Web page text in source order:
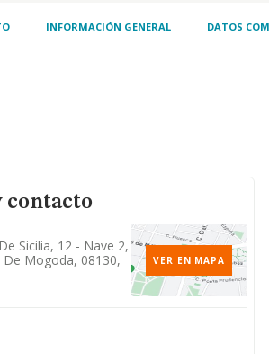
INFORMACIÓN GENERAL DATOS
contacto
Sicilia, 12 - Nave 2,
De Mogoda, 08130,
VER EN MAPA